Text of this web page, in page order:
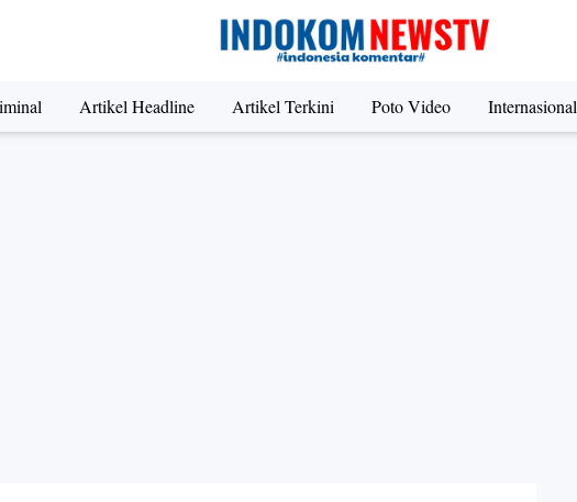
Artikel Headline Artikel Terkini Poto Video Internasional